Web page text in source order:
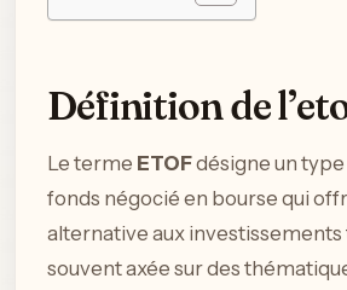
Définition de
Le terme ETOFdésigne un
fonds négocié en bourse qui
alternative aux
souvent axée sur des